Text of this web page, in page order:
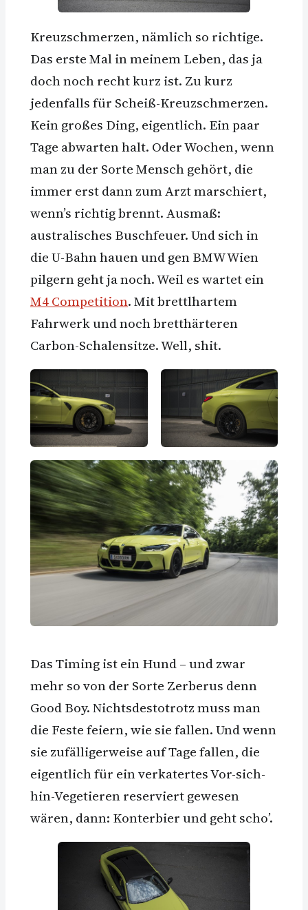
Kreuzschmerzen, nämlich so richtige.
Das erste Mal in meinem Leben, das ja
doch noch recht kurz ist. Zu kurz
jedenfalls für Scheiß-Kreuzschmerzen.
Kein großes Ding, eigentlich. Ein paar
Tage abwarten halt. Oder Wochen, wenn
man zu der Sorte Mensch gehört, die
immer erst dann zum Arzt marschiert,
wenn’s richtig brennt. Ausmaß:
australisches Buschfeuer. Und sich in
die U-Bahn hauen und gen BMW Wien
pilgern geht ja noch. Weil es wartet ein
M4 Competition. Mit brettlhartem
Fahrwerk und noch bretthärteren
Carbon-Schalensitze. Well, shit.
Das Timing ist ein Hund – und zwar
mehr so von der Sorte Zerberus denn
Good Boy. Nichtsdestotrotz muss man
die Feste feiern, wie sie fallen. Und wenn
sie zufälligerweise auf Tage fallen, die
eigentlich für ein verkatertes Vor-sich-
hin-Vegetieren reserviert gewesen
wären, dann: Konterbier und geht scho’.